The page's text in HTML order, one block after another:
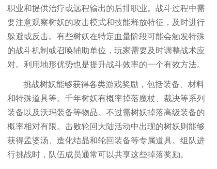
职业和提供治疗或远程输出的后排职业。战斗过程中需
要注意观察树妖的攻击模式和技能释放特征，及时进行
躲避或反击。有些树妖在特定血量阶段可能会触发特殊
的战斗机制或召唤辅助单位，玩家需要及时调整战术应
对。利用地形优势也是提升战斗效率的一个有效方法。
挑战树妖能够获得各类游戏奖励，包括装备、材料
和特殊道具等。千年树妖有概率掉落魔杖、裁决等系列
装备以及沃玛装备等物品。不过需树妖掉落高级装备的
概率相对有限。击败轮回大陆活动中出现的树妖则能够
获得孟婆汤、造化结晶和轮回装备等专属道具。组队进
行挑战时，队伍成员通常可以共享这些掉落奖励。